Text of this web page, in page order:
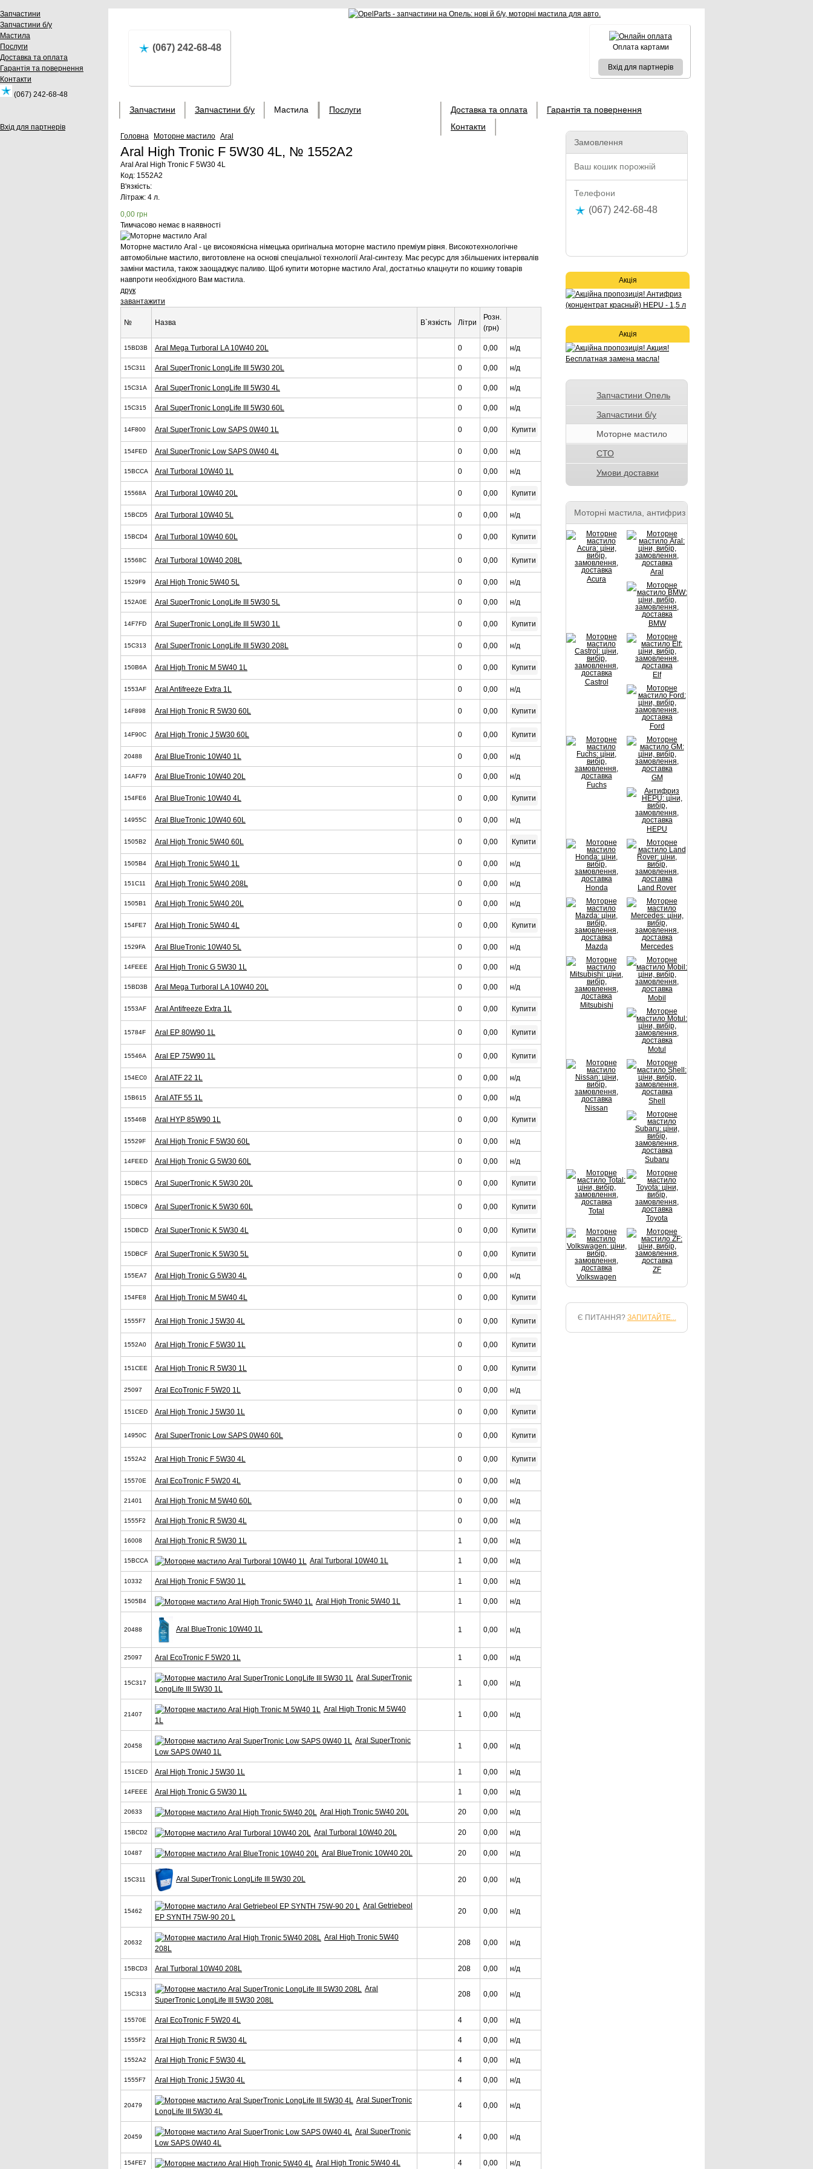
Запчастини
Запчастини б/у
Мастила
Послуги
Доставка та оплата
Гарантія та повернення
Контакти
(067) 242-68-48
Вхід для партнерів
(067) 242-68-48 Оплата картами
Вхід для партнерів
Запчастини Запчастини б/у Мастила Послуги Доставка та оплата
Гарантія та повернення
Контакти
Головна Моторне мастило Aral
Aral High Tronic F 5W30 4L, № 1552A2
Aral Aral High Tronic F 5W30 4L
Код: 1552A2
В'язкість:
Літраж: 4 л.
0,00 грн
Тимчасово немає в наявності
Моторне мастило Aral - це високоякісна німецька оригінальна моторне мастило преміум рівня. Високотехнологічне
автомобільне мастило, виготовлене на основі спеціальної технології Aral-синтезу. Має ресурс для збільшених інтервалів
заміни мастила, також заощаджує паливо. Щоб купити моторне мастило Aral, достатньо клацнути по кошику товарів
навпроти необхідного Вам мастила.
друк
завантажити
№ Назва В`язкість Літри
Розн.
(грн)
15BD3B Aral Mega Turboral LA 10W40 20L 0 0,00 н/д
15C311 Aral SuperTronic LongLife III 5W30 20L 0 0,00 н/д
15C31A Aral SuperTronic LongLife III 5W30 4L 0 0,00 н/д
15C315 Aral SuperTronic LongLife III 5W30 60L 0 0,00 н/д
14F800 Aral SuperTronic Low SAPS 0W40 1L 0 0,00 Купити
154FED Aral SuperTronic Low SAPS 0W40 4L 0 0,00 н/д
15BCCA Aral Turboral 10W40 1L 0 0,00 н/д
15568A Aral Turboral 10W40 20L 0 0,00 Купити
15BCD5 Aral Turboral 10W40 5L 0 0,00 н/д
15BCD4 Aral Turboral 10W40 60L 0 0,00 Купити
15568C Aral Turboral 10W40 208L 0 0,00 Купити
1529F9 Aral High Tronic 5W40 5L 0 0,00 н/д
152A0E Aral SuperTronic LongLife III 5W30 5L 0 0,00 н/д
14F7FD Aral SuperTronic LongLife III 5W30 1L 0 0,00 Купити
15C313 Aral SuperTronic LongLife III 5W30 208L 0 0,00 н/д
150B6A Aral High Tronic M 5W40 1L 0 0,00 Купити
1553AF Aral Antifreeze Extra 1L 0 0,00 н/д
14F898 Aral High Tronic R 5W30 60L 0 0,00 Купити
14F90C Aral High Tronic J 5W30 60L 0 0,00 Купити
20488 Aral BlueTronic 10W40 1L 0 0,00 н/д
14AF79 Aral BlueTronic 10W40 20L 0 0,00 н/д
154FE6 Aral BlueTronic 10W40 4L 0 0,00 Купити
14955C Aral BlueTronic 10W40 60L 0 0,00 н/д
1505B2 Aral High Tronic 5W40 60L 0 0,00 Купити
1505B4 Aral High Tronic 5W40 1L 0 0,00 н/д
151C11 Aral High Tronic 5W40 208L 0 0,00 н/д
1505B1 Aral High Tronic 5W40 20L 0 0,00 н/д
154FE7 Aral High Tronic 5W40 4L 0 0,00 Купити
1529FA Aral BlueTronic 10W40 5L 0 0,00 н/д
14FEEE Aral High Tronic G 5W30 1L 0 0,00 н/д
15BD3B Aral Mega Turboral LA 10W40 20L 0 0,00 н/д
1553AF Aral Antifreeze Extra 1L 0 0,00 Купити
15784F Aral EP 80W90 1L 0 0,00 Купити
15546A Aral EP 75W90 1L 0 0,00 Купити
154EC0 Aral ATF 22 1L 0 0,00 н/д
15B615 Aral ATF 55 1L 0 0,00 н/д
15546B Aral HYP 85W90 1L 0 0,00 Купити
15529F Aral High Tronic F 5W30 60L 0 0,00 н/д
14FEED Aral High Tronic G 5W30 60L 0 0,00 н/д
15DBC5 Aral SuperTronic K 5W30 20L 0 0,00 Купити
15DBC9 Aral SuperTronic K 5W30 60L 0 0,00 Купити
15DBCD Aral SuperTronic K 5W30 4L 0 0,00 Купити
15DBCF Aral SuperTronic K 5W30 5L 0 0,00 Купити
155EA7 Aral High Tronic G 5W30 4L 0 0,00 н/д
154FE8 Aral High Tronic M 5W40 4L 0 0,00 Купити
1555F7 Aral High Tronic J 5W30 4L 0 0,00 Купити
1552A0 Aral High Tronic F 5W30 1L 0 0,00 Купити
151CEE Aral High Tronic R 5W30 1L 0 0,00 Купити
25097 Aral EcoTronic F 5W20 1L 0 0,00 н/д
151CED Aral High Tronic J 5W30 1L 0 0,00 Купити
14950C Aral SuperTronic Low SAPS 0W40 60L 0 0,00 Купити
1552A2 Aral High Tronic F 5W30 4L 0 0,00 Купити
15570E Aral EcoTronic F 5W20 4L 0 0,00 н/д
21401 Aral High Tronic M 5W40 60L 0 0,00 н/д
1555F2 Aral High Tronic R 5W30 4L 0 0,00 н/д
16008 Aral High Tronic R 5W30 1L 1 0,00 н/д
15BCCA Aral Turboral 10W40 1L 1 0,00 н/д
10332 Aral High Tronic F 5W30 1L 1 0,00 н/д
1505B4 Aral High Tronic 5W40 1L 1 0,00 н/д
20488 Aral BlueTronic 10W40 1L 1 0,00 н/д
25097 Aral EcoTronic F 5W20 1L 1 0,00 н/д
15C317
Aral SuperTronic
LongLife III 5W30 1L
1 0,00 н/д
21407
Aral High Tronic M 5W40
1L
1 0,00 н/д
20458
Aral SuperTronic
Low SAPS 0W40 1L
1 0,00 н/д
151CED Aral High Tronic J 5W30 1L 1 0,00 н/д
14FEEE Aral High Tronic G 5W30 1L 1 0,00 н/д
20633 Aral High Tronic 5W40 20L 20 0,00 н/д
15BCD2 Aral Turboral 10W40 20L 20 0,00 н/д
10487 Aral BlueTronic 10W40 20L 20 0,00 н/д
15C311 Aral SuperTronic LongLife III 5W30 20L 20 0,00 н/д
15462
Aral Getriebeol
EP SYNTH 75W-90 20 L
20 0,00 н/д
20632
Aral High Tronic 5W40
208L
208 0,00 н/д
15BCD3 Aral Turboral 10W40 208L 208 0,00 н/д
15C313
Aral
SuperTronic LongLife III 5W30 208L
208 0,00 н/д
15570E Aral EcoTronic F 5W20 4L 4 0,00 н/д
1555F2 Aral High Tronic R 5W30 4L 4 0,00 н/д
1552A2 Aral High Tronic F 5W30 4L 4 0,00 н/д
1555F7 Aral High Tronic J 5W30 4L 4 0,00 н/д
20479
Aral SuperTronic
LongLife III 5W30 4L
4 0,00 н/д
20459
Aral SuperTronic
Low SAPS 0W40 4L
4 0,00 н/д
154FE7 Aral High Tronic 5W40 4L 4 0,00 н/д
Замовлення
Ваш кошик порожній
Телефони
(067) 242-68-48
Акція
Акція
Запчастини Опель
Запчастини б/у
Моторне мастило
СТО
Умови доставки
Моторні мастила, антифриз
Acura
Aral
BMW
Castrol
Elf
Ford
Fuchs
GM
HEPU
Honda Land Rover
Mazda Mercedes
Mitsubishi
Mobil
Motul
Nissan
Shell
Subaru
Total
Toyota
Volkswagen
ZF
Є ПИТАННЯ? ЗАПИТАЙТЕ...